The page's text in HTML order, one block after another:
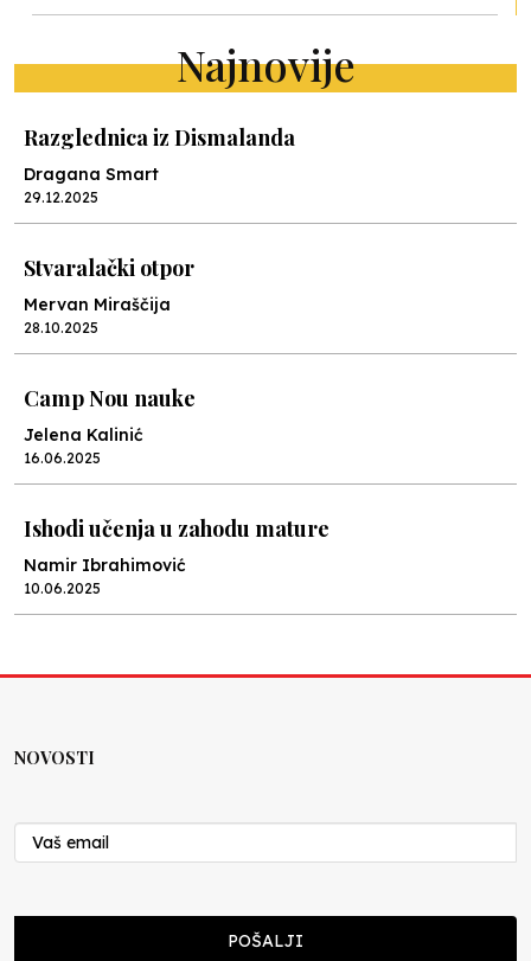
Najnovije
Razglednica iz Dismalanda
Dragana Smart
29.12.2025
Stvaralački otpor
Mervan Miraščija
28.10.2025
Camp Nou nauke
Jelena Kalinić
16.06.2025
Ishodi učenja u zahodu mature
Namir Ibrahimović
10.06.2025
Nenad Veličković
29.10.2024
Cuke i djeca
NOVOSTI
POŠALJI